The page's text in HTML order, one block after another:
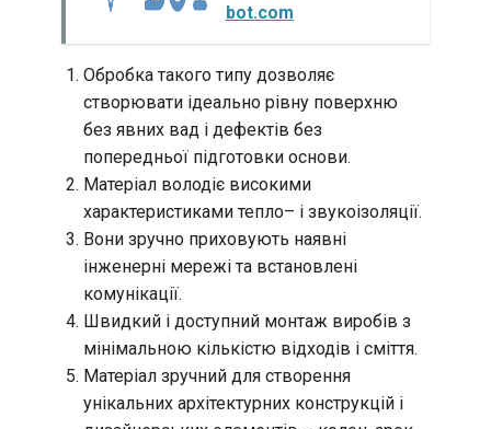
bot.com
Обробка такого типу дозволяє
створювати ідеально рівну поверхню
без явних вад і дефектів без
попередньої підготовки основи.
Матеріал володіє високими
характеристиками тепло– і звукоізоляції.
Вони зручно приховують наявні
інженерні мережі та встановлені
комунікації.
Швидкий і доступний монтаж виробів з
мінімальною кількістю відходів і сміття.
Матеріал зручний для створення
унікальних архітектурних конструкцій і